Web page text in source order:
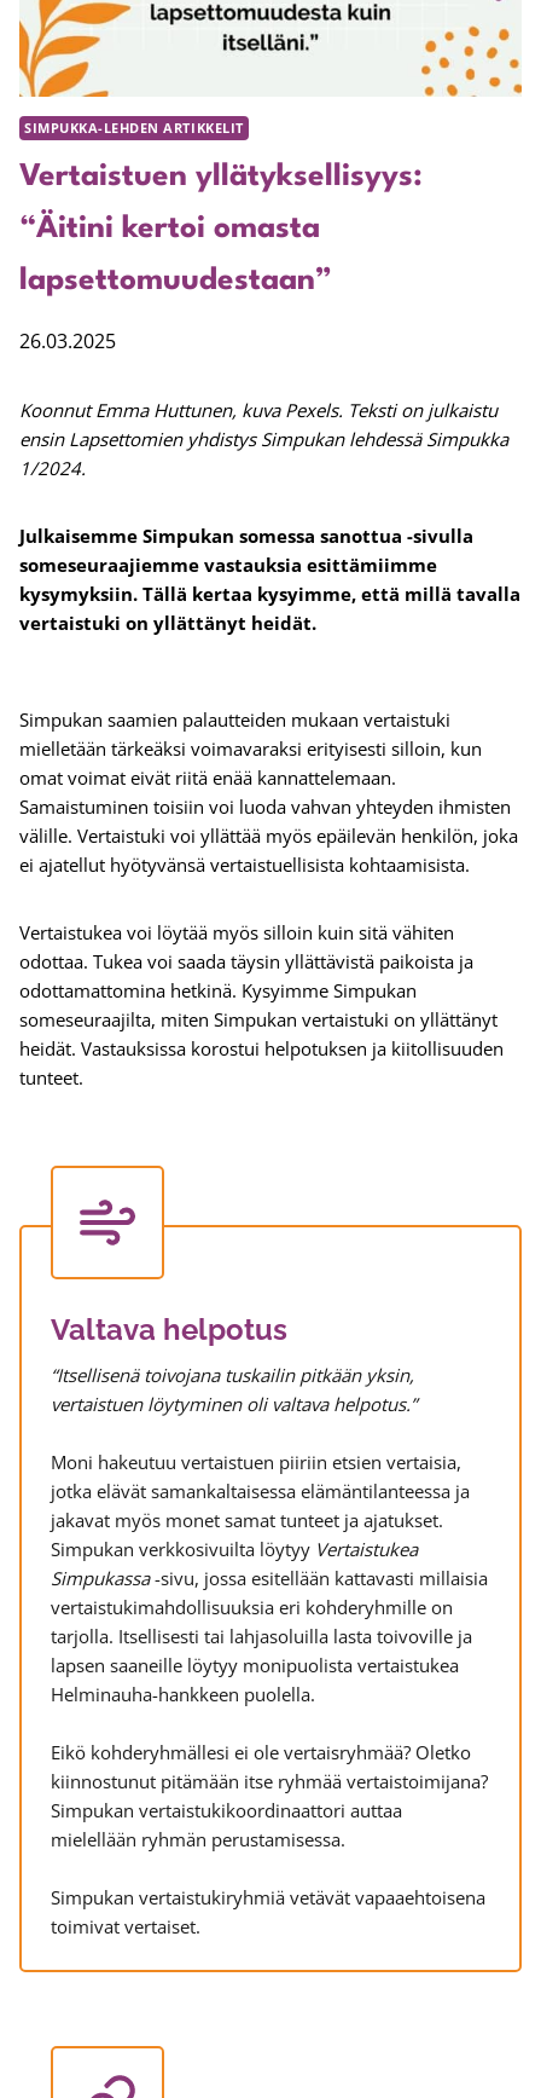
SIMPUKKA-LEHDEN ARTIKKELIT
Vertaistuen yllätyksellisyys:
“Äitini kertoi omasta
lapsettomuudestaan”
26.03.2025
Koonnut Emma Huttunen, kuva Pexels. Teksti on julkaistu
ensin Lapsettomien yhdistys Simpukan lehdessä Simpukka
1/2024.
Julkaisemme Simpukan somessa sanottua -sivulla
someseuraajiemme vastauksia esittämiimme
kysymyksiin. Tällä kertaa kysyimme, että millä tavalla
vertaistuki on yllättänyt heidät.
Simpukan saamien palautteiden mukaan vertaistuki
mielletään tärkeäksi voimavaraksi erityisesti silloin, kun
omat voimat eivät riitä enää kannattelemaan.
Samaistuminen toisiin voi luoda vahvan yhteyden ihmisten
välille. Vertaistuki voi yllättää myös epäilevän henkilön, joka
ei ajatellut hyötyvänsä vertaistuellisista kohtaamisista.
Vertaistukea voi löytää myös silloin kuin sitä vähiten
odottaa. Tukea voi saada täysin yllättävistä paikoista ja
odottamattomina hetkinä. Kysyimme Simpukan
someseuraajilta, miten Simpukan vertaistuki on yllättänyt
heidät. Vastauksissa korostui helpotuksen ja kiitollisuuden
tunteet.
Valtava helpotus
“Itsellisenä toivojana tuskailin pitkään yksin,
vertaistuen löytyminen oli valtava helpotus.”
Moni hakeutuu vertaistuen piiriin etsien vertaisia,
jotka elävät samankaltaisessa elämäntilanteessa ja
jakavat myös monet samat tunteet ja ajatukset.
Simpukan verkkosivuilta löytyy Vertaistukea
Simpukassa-sivu, jossa esitellään kattavasti millaisia
vertaistukimahdollisuuksia eri kohderyhmille on
tarjolla. Itsellisesti tai lahjasoluilla lasta toivoville ja
lapsen saaneille löytyy monipuolista vertaistukea
Helminauha-hankkeen puolella.
Eikö kohderyhmällesi ei ole vertaisryhmää? Oletko
kiinnostunut pitämään itse ryhmää vertaistoimijana?
Simpukan vertaistukikoordinaattori auttaa
mielellään ryhmän perustamisessa.
Simpukan vertaistukiryhmiä vetävät vapaaehtoisena
toimivat vertaiset.